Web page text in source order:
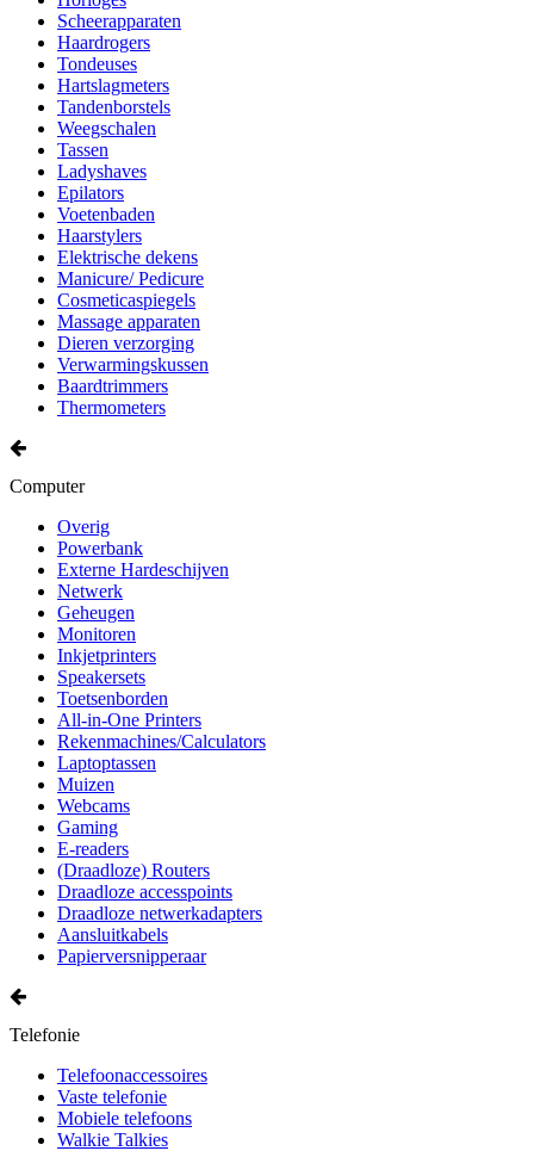
Scheerapparaten
Haardrogers
Tondeuses
Hartslagmeters
Tandenborstels
Weegschalen
Tassen
Ladyshaves
Epilators
Voetenbaden
Haarstylers
Elektrische dekens
Manicure/ Pedicure
Cosmeticaspiegels
Massage apparaten
Dieren verzorging
Verwarmingskussen
Baardtrimmers
Thermometers
Computer
Overig
Powerbank
Externe Hardeschijven
Netwerk
Geheugen
Monitoren
Inkjetprinters
Speakersets
Toetsenborden
All-in-One Printers
Rekenmachines/Calculators
Laptoptassen
Muizen
Webcams
Gaming
E-readers
(Draadloze) Routers
Draadloze accesspoints
Draadloze netwerkadapters
Aansluitkabels
Papierversnipperaar
Telefonie
Telefoonaccessoires
Vaste telefonie
Mobiele telefoons
Walkie Talkies